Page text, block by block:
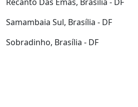
Samambaia Sul, Brasília - DF
Sobradinho, Brasília - DF